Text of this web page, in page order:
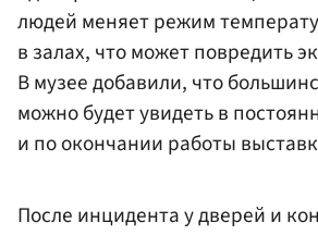
людей меняет режим
в залах, что может повредить
В музее добавили, что
можно будет увидеть в
и по окончании работы
После инцидента у дверей и